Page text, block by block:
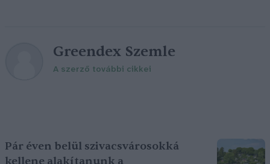
Greendex Szemle
A szerző további cikkei
Pár éven belül szivacsvárosokká